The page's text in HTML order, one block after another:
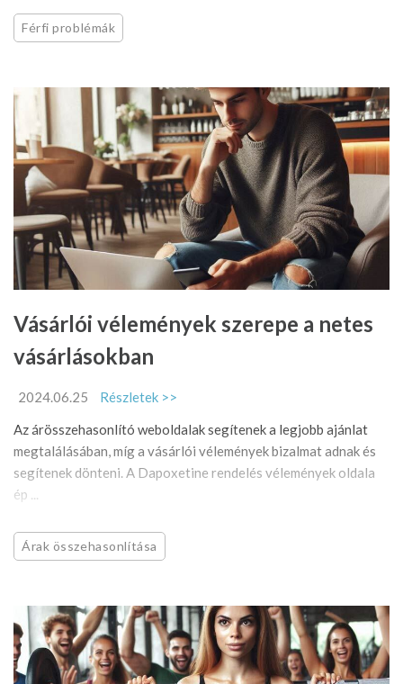
Férfi problémák
Vásárlói vélemények szerepe a netes
vásárlásokban
2024.06.25
Részletek >>
Az árösszehasonlító weboldalak segítenek a legjobb ajánlat
megtalálásában, míg a vásárlói vélemények bizalmat adnak és
segítenek dönteni. A Dapoxetine rendelés vélemények oldala
ép ...
Árak összehasonlítása